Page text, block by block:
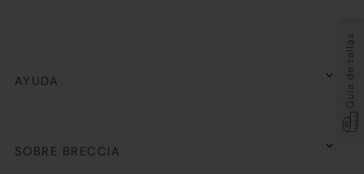
AYUDA
SOBRE BRECCIA
Guía de tallas